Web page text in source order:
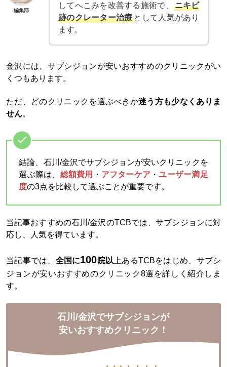
編集部
してへこみを改善する施術で、
ニキビ
跡のクレーター治療 として人気があり
ます。
金沢には、サブシジョンが安いおすすめのクリニックがい
くつもあります。
ただ、どのクリニックを選ぶべきか迷う方も少なくありま
せん。
結論、石川/金沢でサブシジョンが安いクリニックを
選ぶ際は、 総額費用 ・ アフターケア ・ユーザー満足
度の3点を比較して選ぶことが重要です。
当記事おすすめの石川/金沢のTCBでは、サブシジョンに対
応し、人気を得ています。
当記事では、 全国に100院以 上あるTCBをはじめ、サブシ
ジョンが安いおすすめのクリニック8選を詳しく紹介しま
す。
石川/金沢でサブシジョンが
安いおすすめクリニック！